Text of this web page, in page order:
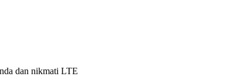
dan nikmati LTE